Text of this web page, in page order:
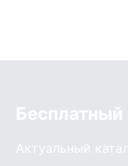
Бесплатный
Актуальный